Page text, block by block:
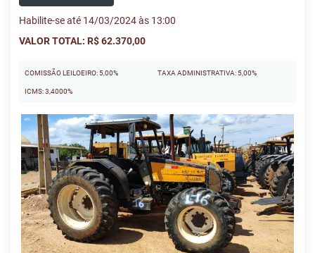
Habilite-se até 14/03/2024 às 13:00
VALOR TOTAL: R$ 62.370,00
COMISSÃO LEILOEIRO: 5,00%
ICMS: 3,4000%
TAXA ADMINISTRATIVA: 5,00%